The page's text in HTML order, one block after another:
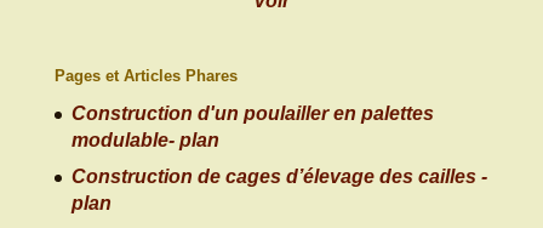
Pages et Articles Phares
Construction d'un poulailler en palettes
modulable- plan
Construction de cages d’élevage des cailles -
plan